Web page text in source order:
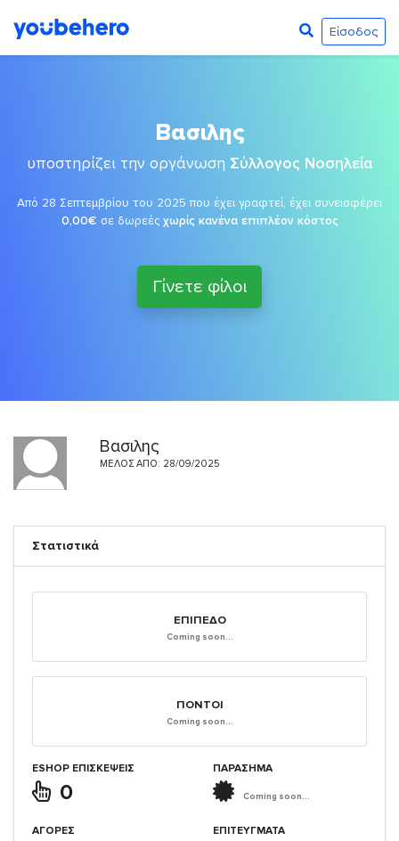
Είσοδος
Βασιλης
υποστηρίζει την οργάνωση Σύλλογος Νοσηλεία
Από 28 Σεπτεμβρίου του 2025 που έχει γραφτεί, έχει συνεισφέρει
0,00€ σε δωρεές χωρίς κανένα επιπλέον κόστος
Γίνετε φίλοι
Βασιλης
ΜΈΛΟΣ ΑΠΌ: 28/09/2025
Στατιστικά
ΕΠΊΠΕΔΟ
Coming soon...
ΠΌΝΤΟΙ
Coming soon...
ESHOP ΕΠΙΣΚΈΨΕΙΣ
0
ΑΓΟΡΈΣ
ΠΑΡΑΣΗΜΑ
Coming soon...
ΕΠΙΤΕΎΓΜΑΤΑ